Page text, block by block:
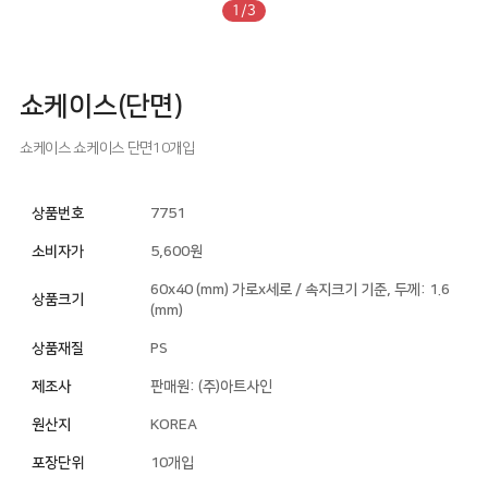
1/3
쇼케이스(단면)
쇼케이스쇼케이스 단면10개입
상품번호 7751
소비자가 5,600원
상품크기
60x40 (mm) 가로x세로 / 속지크기 기준, 두께: 1.6
(mm)
상품재질 PS
제조사 판매원: (주)아트사인
원산지 KOREA
포장단위 10개입